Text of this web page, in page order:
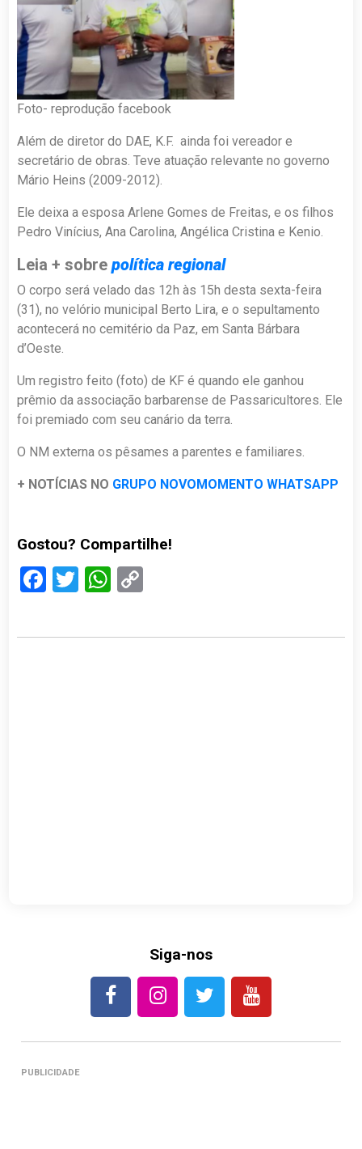
Foto- reprodução facebook
Além de diretor do DAE, K.F. ainda foi vereador e
secretário de obras. Teve atuação relevante no governo
Mário Heins (2009-2012).
Ele deixa a esposa Arlene Gomes de Freitas, e os filhos
Pedro Vinícius, Ana Carolina, Angélica Cristina e Kenio.
Leia + sobrepolítica regional
O corpo será velado das 12h às 15h desta sexta-feira
(31), no velório municipal Berto Lira, e o sepultamento
acontecerá no cemitério da Paz, em Santa Bárbara
d’Oeste.
Um registro feito (foto) de KF é quando ele ganhou
prêmio da associação barbarense de Passaricultores. Ele
foi premiado com seu canário da terra.
O NM externa os pêsames a parentes e familiares.
+ NOTÍCIAS NO GRUPO NOVOMOMENTO WHATSAPP
Gostou? Compartilhe!
Facebook
TwitterWhatsApp
Siga-nos
PUBLICIDADE